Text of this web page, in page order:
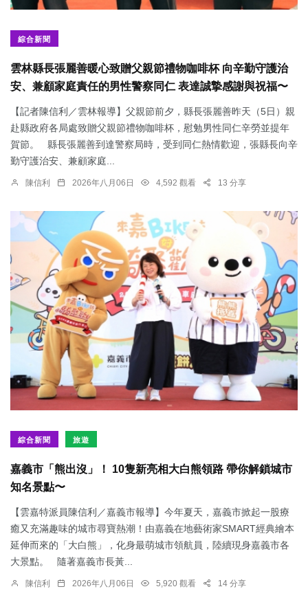
綜合新聞
雲林縣長張麗善暖心致贈父親節禮物咖啡杯 向辛勤守護治
安、兼顧家庭責任的男性警察同仁 表達誠摯感謝與祝福〜
【記者陳信利／雲林報導】父親節前夕，縣長張麗善昨天（5日）親
赴縣政府各局處致贈父親節禮物咖啡杯，慰勉男性同仁辛勞並提年
賀節。 縣長張麗善到達警察局時，受到同仁熱情歡迎，張縣長向辛
勤守護治安、兼顧家庭...
陳信利 2026年八月06日 4,592 觀看 13 分享
綜合新聞 旅遊
嘉義市「熊出沒」！ 10隻新亮相大白熊領路 帶你解鎖城市
知名景點〜
【雲嘉特派員陳信利／嘉義市報導】今年夏天，嘉義市掀起一股療
癒又充滿趣味的城市尋寶熱潮！由嘉義在地藝術家SMART經典繪本
延伸而來的「大白熊」，化身最萌城市領航員，陸續現身嘉義市各
大景點。 隨著嘉義市長黃...
陳信利 2026年八月06日 5,920 觀看 14 分享